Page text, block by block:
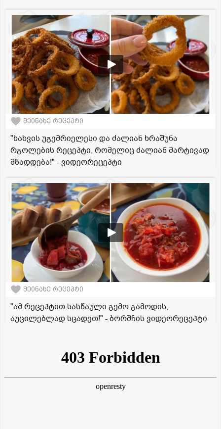
შეინახე რეცეპტი
"ხახვის უგემრიელესი და ძალიან ხრაშუნა
რგოლების რეცეპტი, რომელიც ძალიან მარტივად
მზადდება!" - ვიდეორეცეპტი
შეინახე რეცეპტი
"ამ რეცეპტით სასწაული გემო გამოდის,
აუცილებლად სცადეთ!" - ბორშჩის ვიდეორეცეპტი